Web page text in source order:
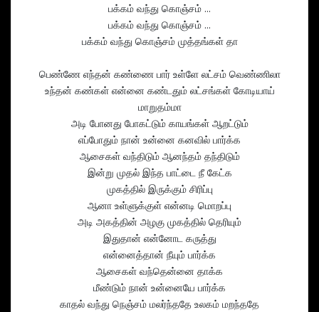
பக்கம் வந்து கொஞ்சம் …
பக்கம் வந்து கொஞ்சம் …
பக்கம் வந்து கொஞ்சம் முத்தங்கள் தா
பெண்ணே எந்தன் கண்ணை பார் உள்ளே லட்சம் வெண்ணிலா
உந்தன் கண்கள் என்னை கண்டதும் லட்சங்கள் கோடியாய்
மாறுதம்மா
அடி போனது போகட்டும் காயங்கள் ஆறட்டும்
எப்போதும் நான் உன்னை கனவில் பார்க்க
ஆசைகள் வந்திடும் ஆனந்தம் தந்திடும்
இன்று முதல் இந்த பாட்டை நீ கேட்க
முகத்தில் இருக்கும் சிரிப்பு
ஆனா உள்ளுக்குள் என்னடி மொறப்பு
அடி அகத்தின் அழகு முகத்தில் தெரியும்
இதுதான் என்னோட கருத்து
என்னைத்தான் நீயும் பார்க்க
ஆசைகள் வந்தென்னை தாக்க
மீண்டும் நான் உன்னையே பார்க்க
காதல் வந்து நெஞ்சம் மலர்ந்ததே உலகம் மறந்ததே